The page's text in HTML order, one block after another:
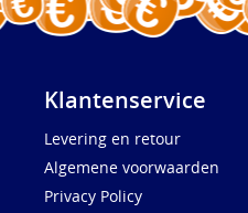
Klantenservice
Levering en retour
Algemene voorwaarden
Privacy Policy